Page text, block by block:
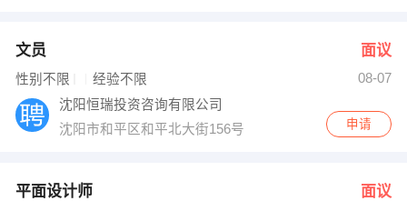
文员 面议
性别不限 经验不限
08-07
沈阳恒瑞投资咨询有限公司
沈阳市和平区和平北大街156号
申请
平面设计师 面议